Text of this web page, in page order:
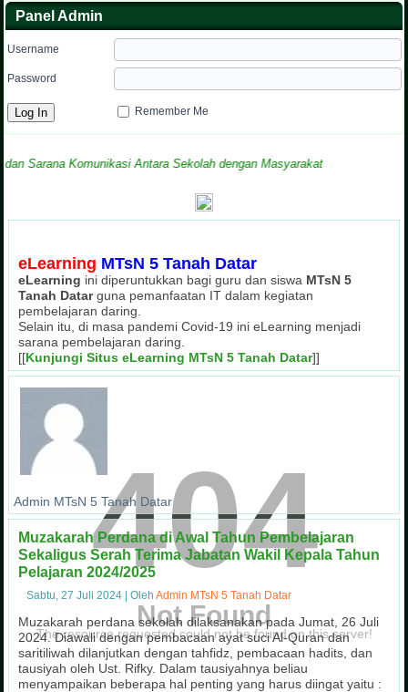
Panel Admin
Username
Password
Remember Me
Komunikasi Antara Sekolah dengan Masyarakat
eLearning MTsN 5 Tanah Datar
eLearning ini diperuntukkan bagi guru dan siswa MTsN 5
Tanah Datarguna pemanfaatan IT dalam kegiatan
pembelajaran daring.
Selain itu, di masa pandemi Covid-19 ini eLearning menjadi
sarana pembelajaran daring.
[[Kunjungi Situs eLearning MTsN 5 Tanah Datar]]
Admin MTsN 5 Tanah Datar
Muzakarah Perdana di Awal Tahun Pembelajaran
Sekaligus Serah Terima Jabatan Wakil Kepala Tahun
Pelajaran 2024/2025
Sabtu, 27 Juli 2024 |Oleh Admin MTsN 5 Tanah Datar
Muzakarah perdana sekolah dilaksanakan pada Jumat, 26 Juli
2024. Diawali dengan pembacaan ayat suci Al-Quran dan
saritiliwah dilanjutkan dengan tahfidz, pembacaan hadits, dan
tausiyah oleh Ust. Rifky. Dalam tausiyahnya beliau
menyampaikan beberapa hal penting yang harus diingat yaitu :
404
Not Found
The resource requested could not be found on this server!